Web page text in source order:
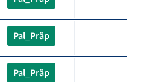
Pal_Präp
Pal_Präp